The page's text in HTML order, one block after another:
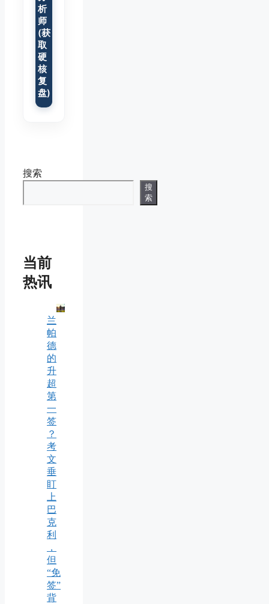
析
师
(获
取
硬
核
复
盘)
搜索
搜
索
当前
热讯
兰
帕
德
的
升
超
第
一
签
？
考
文
垂
盯
上
巴
克
利
，
但
“免
签”
背